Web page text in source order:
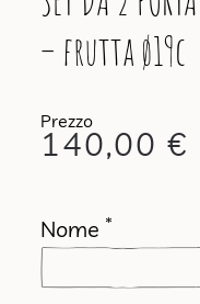
– frutta ø19c
140,00 €
Nome *